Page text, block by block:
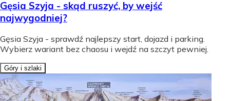
Gęsia Szyja - skąd ruszyć, by wejść
najwygodniej?
Gęsia Szyja - sprawdź najlepszy start, dojazd i parking.
Wybierz wariant bez chaosu i wejdź na szczyt pewniej.
Góry i szlaki